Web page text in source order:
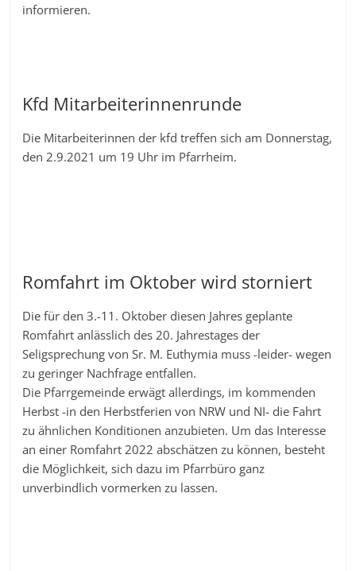
informieren.
Kfd Mitarbeiterinnenrunde
Die Mitarbeiterinnen der kfd treffen sich am Donnerstag,
den 2.9.2021 um 19 Uhr im Pfarrheim.
Romfahrt im Oktober wird storniert
Die für den 3.-11. Oktober diesen Jahres geplante
Romfahrt anlässlich des 20. Jahrestages der
Seligsprechung von Sr. M. Euthymia muss -leider- wegen
zu geringer Nachfrage entfallen.
Die Pfarrgemeinde erwägt allerdings, im kommenden
Herbst -in den Herbstferien von NRW und NI- die Fahrt
zu ähnlichen Konditionen anzubieten. Um das Interesse
an einer Romfahrt 2022 abschätzen zu können, besteht
die Möglichkeit, sich dazu im Pfarrbüro ganz
unverbindlich vormerken zu lassen.